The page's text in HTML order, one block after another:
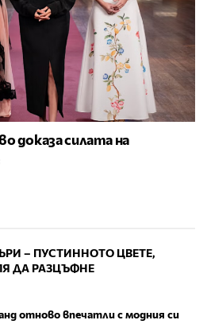
доказа силата на
– ПУСТИННОТО ЦВЕТЕ,
ДА РАЗЦЪФНЕ
отново впечатли с модния си